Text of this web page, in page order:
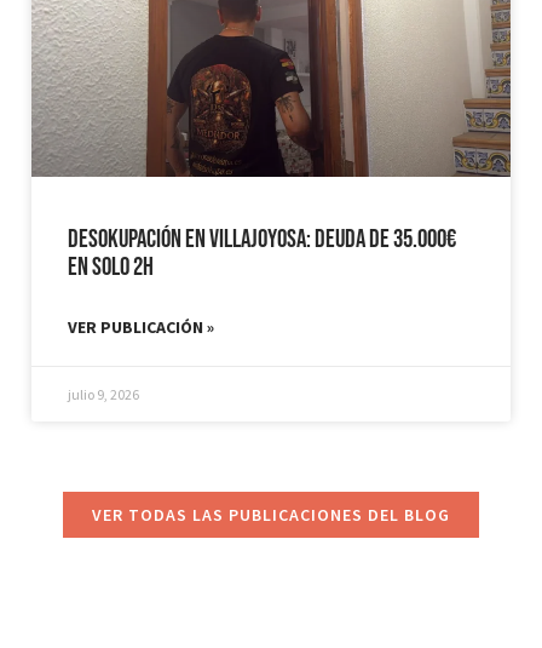
Desokupación en Villajoyosa: Deuda de 35.000€
en solo 2h
VER PUBLICACIÓN »
julio 9, 2026
VER TODAS LAS PUBLICACIONES DEL BLOG